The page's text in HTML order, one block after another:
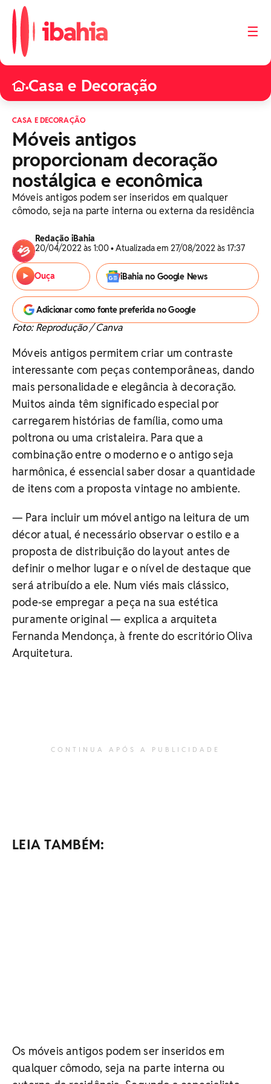
☰
•Casa e Decoração
CASA E DECORAÇÃO
Móveis antigos
proporcionam decoração
nostálgica e econômica
Móveis antigos podem ser inseridos em qualquer
cômodo, seja na parte interna ou externa da residência
Redação iBahia
20/04/2022 às 1:00 • Atualizada em 27/08/2022 às 17:37
Ouça iBahia no Google News
Adicionar como fonte preferida no Google
Foto: Reprodução / Canva
Móveis antigos permitem criar um contraste
interessante com peças contemporâneas, dando
mais personalidade e elegância à decoração.
Muitos ainda têm significado especial por
carregarem histórias de família, como uma
poltrona ou uma cristaleira. Para que a
combinação entre o moderno e o antigo seja
harmônica, é essencial saber dosar a quantidade
de itens com a proposta vintage no ambiente.
— Para incluir um móvel antigo na leitura de um
décor atual, é necessário observar o estilo e a
proposta de distribuição do layout antes de
definir o melhor lugar e o nível de destaque que
será atribuído a ele. Num viés mais clássico,
pode-se empregar a peça na sua estética
puramente original — explica a arquiteta
Fernanda Mendonça, à frente do escritório Oliva
Arquitetura.
CONTINUA APÓS A PUBLICIDADE
LEIA TAMBÉM:
Os móveis antigos podem ser inseridos em
qualquer cômodo, seja na parte interna ou